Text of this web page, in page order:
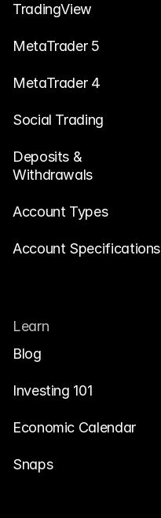
TradingView
MetaTrader 5
MetaTrader 4
Social Trading
Deposits &
Withdrawals
Account Types
Account Specifications
Learn
Blog
Investing 101
Economic Calendar
Snaps